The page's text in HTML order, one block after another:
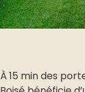
À 15 min des